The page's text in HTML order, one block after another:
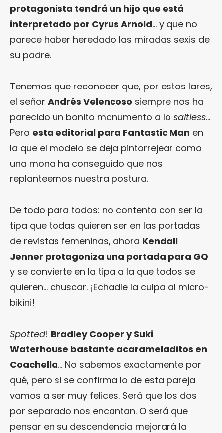
protagonista tendrá un hijo que está
interpretado por Cyrus Arnold… y que no
parece haber heredado las miradas sexis de
su padre.
Tenemos que reconocer que, por estos lares,
el señor Andrés Velencoso siempre nos ha
parecido un bonito monumento a lo saltless…
Pero esta editorial para Fantastic Man en
la que el modelo se deja pintorrejear como
una mona ha conseguido que nos
replanteemos nuestra postura.
De todo para todos: no contenta con ser la
tipa que todas quieren ser en las portadas
de revistas femeninas, ahora Kendall
Jenner protagoniza una portada para GQ
y se convierte en la tipa a la que todos se
quieren… chuscar. ¡Echadle la culpa al micro-
bikini!
Spotted! Bradley Cooper y Suki
Waterhouse bastante acarameladitos en
Coachella… No sabemos exactamente por
qué, pero si se confirma lo de esta pareja
vamos a ser muy felices. Será que los dos
por separado nos encantan. O será que
pensar en su descendencia mejorará la